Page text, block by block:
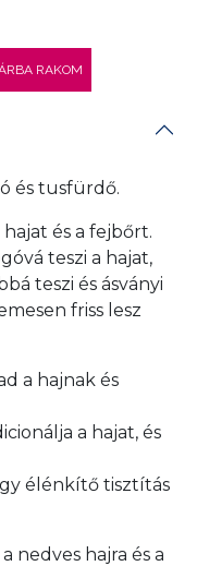
RAKOM
és tusfürdő.
és a fejbőrt.
teszi a hajat,
teszi és ásványi
friss lesz
a hajnak és
a hajat, és
élénkítő tisztítás
nedves hajra és a